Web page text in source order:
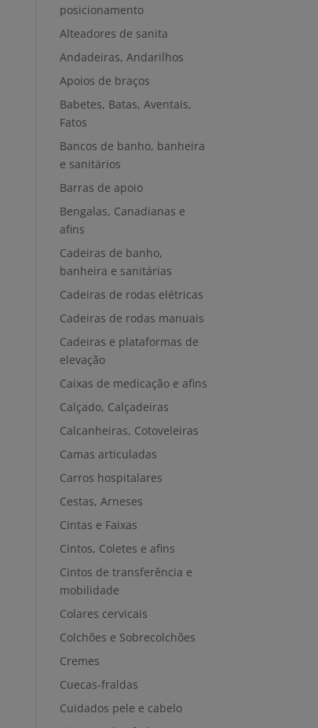
posicionamento
Alteadores de sanita
Andadeiras, Andarilhos
Apoios de braços
Babetes, Batas, Aventais,
Fatos
Bancos de banho, banheira
e sanitários
Barras de apoio
Bengalas, Canadianas e
afins
Cadeiras de banho,
banheira e sanitárias
Cadeiras de rodas elétricas
Cadeiras de rodas manuais
Cadeiras e plataformas de
elevação
Caixas de medicação e afins
Calçado, Calçadeiras
Calcanheiras, Cotoveleiras
Camas articuladas
Carros hospitalares
Cestas, Arneses
Cintas e Faixas
Cintos, Coletes e afins
Cintos de transferência e
mobilidade
Colares cervicais
Colchões e Sobrecolchões
Cremes
Cuecas-fraldas
Cuidados pele e cabelo